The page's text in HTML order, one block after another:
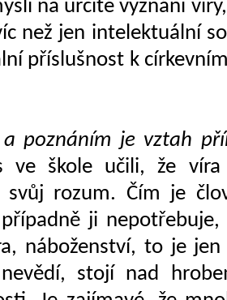
na určité vyznání
než jen intelektuální
příslušnost k
poznáním je vztah
ve škole učili, že
svůj rozum. Čím je
ji
náboženství, to je
stojí nad